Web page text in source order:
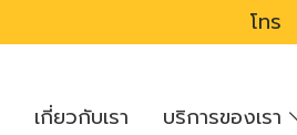
โทร
เกี่ยวกับเรา บริการของเรา